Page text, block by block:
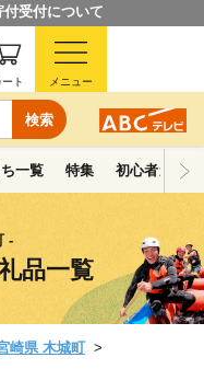
受付について
検索
ート メニュー
ち一覧 特集 初心者ガイド
-
品一覧
崎県 木城町